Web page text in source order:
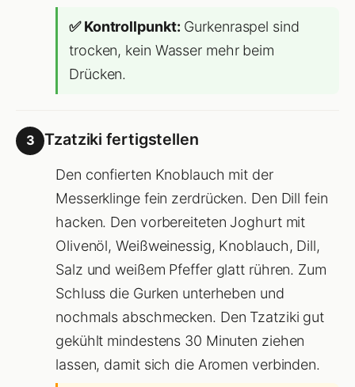
✅ Kontrollpunkt: Gurkenraspel sind
trocken, kein Wasser mehr beim
Drücken.
3 Tzatziki fertigstellen
Den confierten Knoblauch mit der
Messerklinge fein zerdrücken. Den Dill fein
hacken. Den vorbereiteten Joghurt mit
Olivenöl, Weißweinessig, Knoblauch, Dill,
Salz und weißem Pfeffer glatt rühren. Zum
Schluss die Gurken unterheben und
nochmals abschmecken. Den Tzatziki gut
gekühlt mindestens 30 Minuten ziehen
lassen, damit sich die Aromen verbinden.